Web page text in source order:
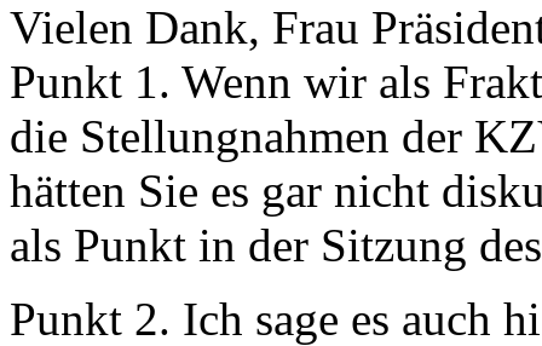
Vielen Dank, Frau
Punkt 1. Wenn wir als
die Stellungnahmen der
hätten Sie es gar nicht
als Punkt in der Sitzung
Punkt 2. Ich sage es auch